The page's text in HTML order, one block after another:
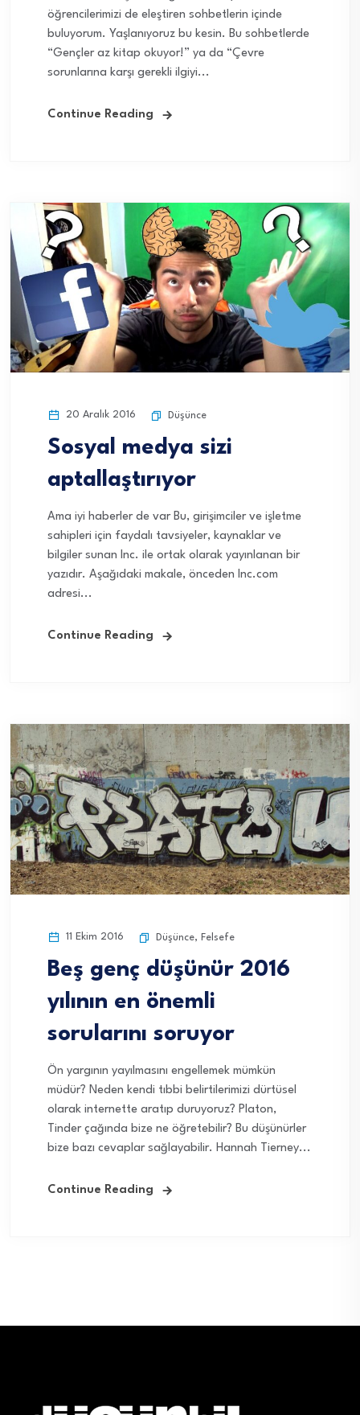
öğrencilerimizi de eleştiren sohbetlerin içinde
buluyorum. Yaşlanıyoruz bu kesin. Bu sohbetlerde
“Gençler az kitap okuyor!” ya da “Çevre
sorunlarına karşı gerekli ilgiyi...
Continue Reading
20 Aralık 2016 Düşünce
Sosyal medya sizi
aptallaştırıyor
Ama iyi haberler de var Bu, girişimciler ve işletme
sahipleri için faydalı tavsiyeler, kaynaklar ve
bilgiler sunan Inc. ile ortak olarak yayınlanan bir
yazıdır. Aşağıdaki makale, önceden Inc.com
adresi...
Continue Reading
11 Ekim 2016 Düşünce, Felsefe
Beş genç düşünür 2016
yılının en önemli
sorularını soruyor
Ön yargının yayılmasını engellemek mümkün
müdür? Neden kendi tıbbi belirtilerimizi dürtüsel
olarak internette aratıp duruyoruz? Platon,
Tinder çağında bize ne öğretebilir? Bu düşünürler
bize bazı cevaplar sağlayabilir. Hannah Tierney...
Continue Reading